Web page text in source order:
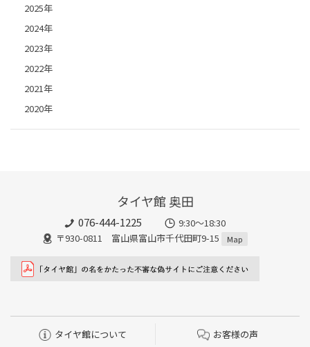
2025年
2024年
2023年
2022年
2021年
2020年
タイヤ館 奥田
076-444-1225
9:30～18:30
〒930-0811 富山県富山市千代田町9-15
Map
タイヤ館について お客様の声